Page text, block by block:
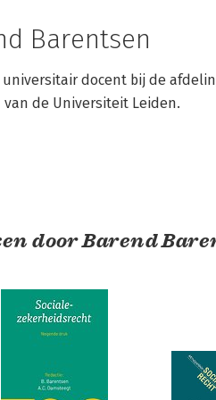
Barentsen
universitair docent bij de
de Universiteit Leiden.
door Barend